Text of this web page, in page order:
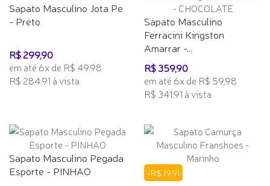
Sapato Masculino Jota Pe
- Preto
R$ 299,90
em até 6x de R$ 49,98
R$ 284,91 à vista
Sapato Masculino
Ferracini Kingston
Amarrar -...
R$ 359,90
em até 6x de R$ 59,98
R$ 341,91 à vista
Sapato Masculino Pegada
Esporte - PINHAO
-R$ 19,91